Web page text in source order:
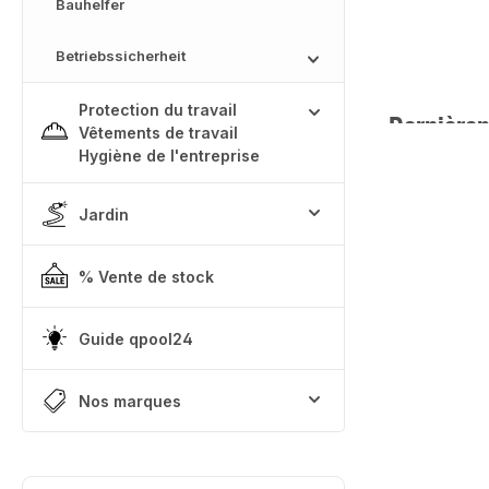
Bauhelfer
Betriebssicherheit
Protection du travail
Vêtements de travail
Hygiène de l'entreprise
Jardin
% Vente de stock
Guide qpool24
Nos marques